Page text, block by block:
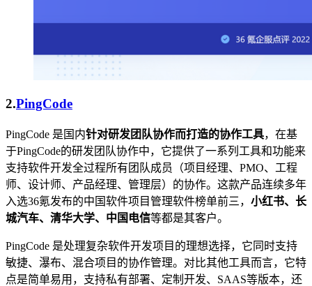
2.PingCode
PingCode 是国内针对研发团队协作而打造的协作工具，在基
于PingCode的研发团队协作中，它提供了一系列工具和功能来
支持软件开发全过程所有团队成员（项目经理、PMO、工程
师、设计师、产品经理、管理层）的协作。这款产品连续多年
入选36氪发布的中国软件项目管理软件榜单前三， 小红书、长
城汽车、清华大学、中国电信等都是其客户。
PingCode 是处理复杂软件开发项目的理想选择，它同时支持
敏捷、瀑布、混合项目的协作管理。对比其他工具而言，它特
点是简单易用，支持私有部署、定制开发、SAAS等版本，还